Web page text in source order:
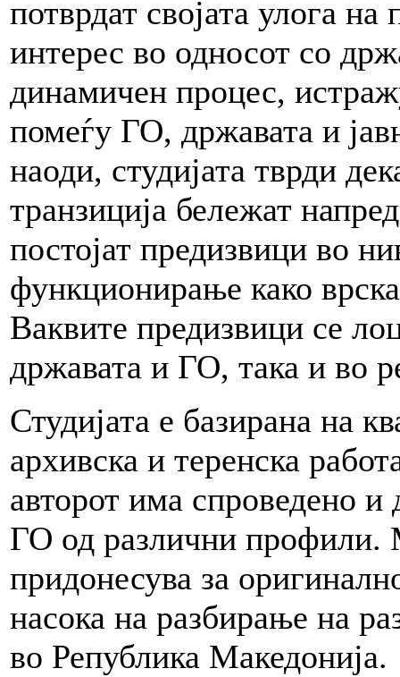
потврдат својата улога
интерес во односот со
динамичен процес,
помеѓу ГО, државата и
наоди, студијата тврди
транзиција бележат
постојат предизвици во
функционирање како
Ваквите предизвици се
државата и ГО, така и во
Студијата е базирана на
архивска и теренска
авторот има спроведено и
ГО од различни профили.
придонесува за
насока на разбирање на
во Република Македонија.